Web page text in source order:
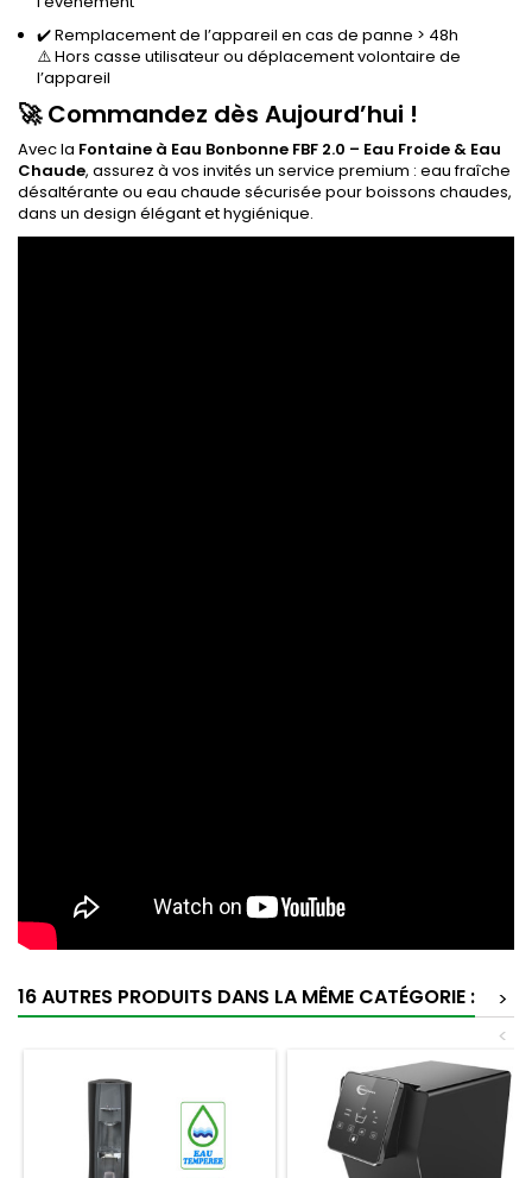
✔️ Remplacement de l’appareil en cas de panne > 48h
⚠️ Hors casse utilisateur ou déplacement volontaire de
l’appareil
🚀 Commandez dès Aujourd’hui !
Avec la Fontaine à Eau Bonbonne FBF 2.0 – Eau Froide & Eau
Chaude, assurez à vos invités un service premium : eau fraîche
désaltérante ou eau chaude sécurisée pour boissons chaudes,
dans un design élégant et hygiénique.
16 AUTRES PRODUITS DANS LA MÊME CATÉGORIE :
>
<